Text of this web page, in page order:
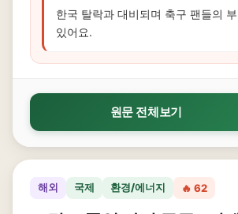
한국 탈락과 대비되며 축구 팬들의
있어요.
원문 전체보기
해외 국제 환경/에너지 🔥 62